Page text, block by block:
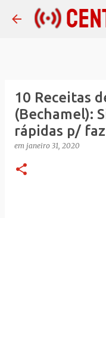
Pular
10 Receitas
(Bechamel):
rápidas p/
em janeiro 31, 2020